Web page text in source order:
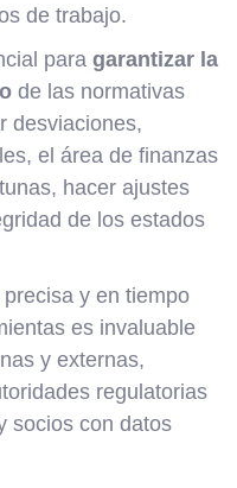
de trabajo.
para garantizar la
de las normativas
desviaciones,
el área de finanzas
hacer ajustes
de los estados
y en tiempo
es invaluable
y externas,
regulatorias
socios con datos